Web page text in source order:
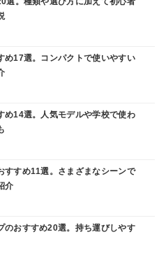
め17選。コンパクトで使いやすい
め14選。人気モデルや学校で使わ
すすめ11選。さまざまなシーンで
介
のおすすめ20選。持ち運びしやす